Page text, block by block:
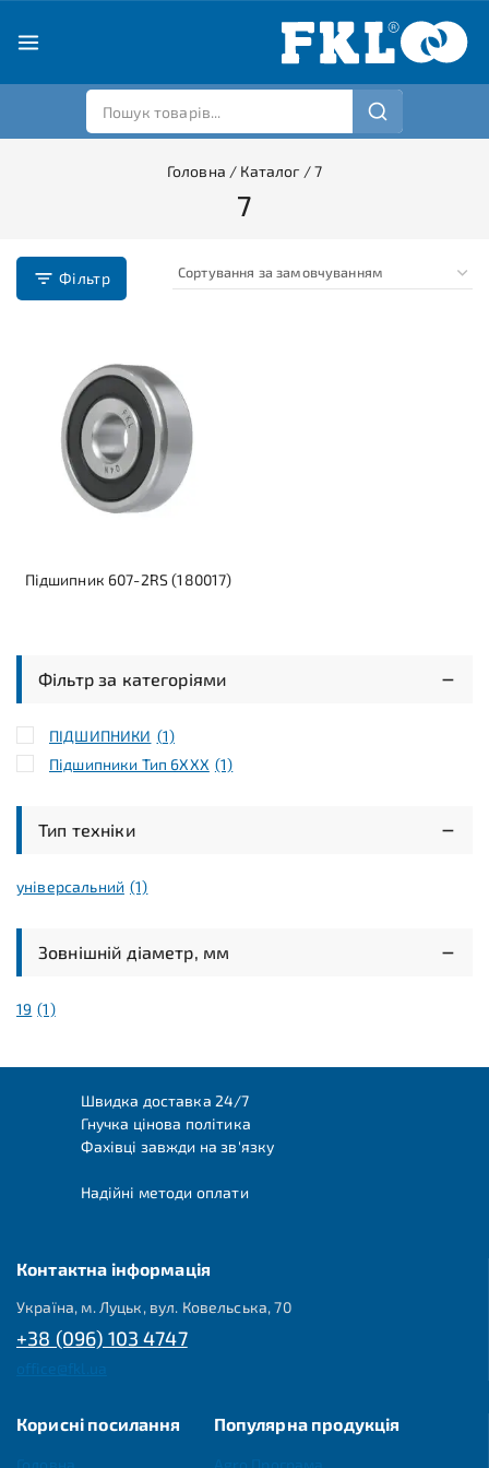
Головна / Каталог /7
7
Фільтр
Підшипник 607-2RS (180017)
Фільтр за категоріями
ПІДШИПНИКИ (1)
Підшипники Тип 6XXX (1)
Тип техніки
універсальний (1)
Зовнішній діаметр, мм
19 (1)
Швидка доставка 24/7
Гнучка цінова політика
Фахівці завжди на зв'язку
Надійні методи оплати
Контактна інформація
Україна, м. Луцьк, вул. Ковельська, 70
+38 (096) 103 4747
Корисні посилання Популярна продукція